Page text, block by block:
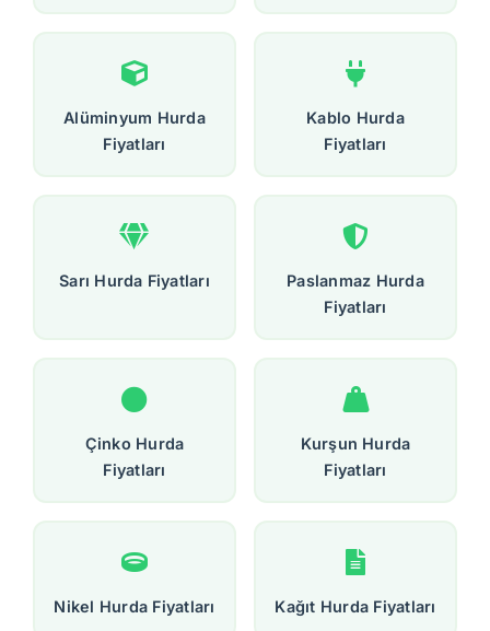
Alüminyum Hurda
Fiyatları
Kablo Hurda
Fiyatları
Sarı Hurda Fiyatları
Paslanmaz Hurda
Fiyatları
Çinko Hurda
Fiyatları
Kurşun Hurda
Fiyatları
Nikel Hurda Fiyatları Kağıt Hurda Fiyatları